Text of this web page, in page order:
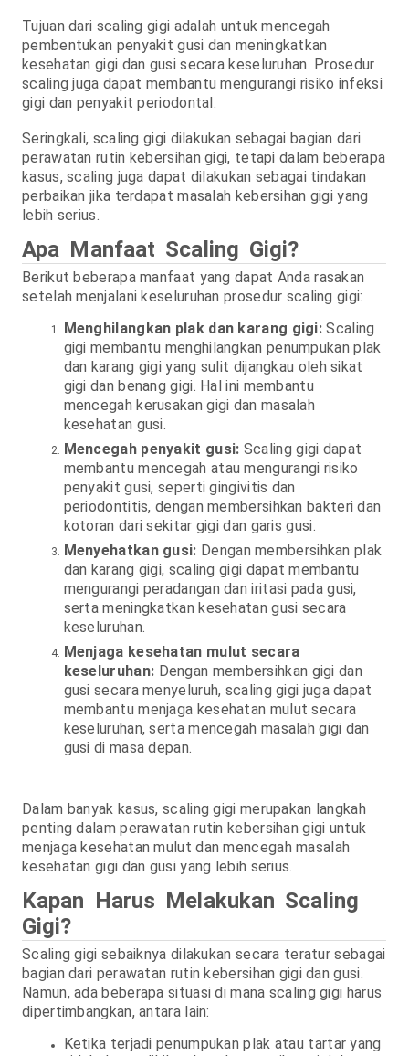
Tujuan dari scaling gigi adalah untuk mencegah
pembentukan penyakit gusi dan meningkatkan
kesehatan gigi dan gusi secara keseluruhan. Prosedur
scaling juga dapat membantu mengurangi risiko infeksi
gigi dan penyakit periodontal.
Seringkali, scaling gigi dilakukan sebagai bagian dari
perawatan rutin kebersihan gigi, tetapi dalam beberapa
kasus, scaling juga dapat dilakukan sebagai tindakan
perbaikan jika terdapat masalah kebersihan gigi yang
lebih serius.
Apa Manfaat Scaling Gigi?
Berikut beberapa manfaat yang dapat Anda rasakan
setelah menjalani keseluruhan prosedur scaling gigi:
Menghilangkan plak dan karang gigi: Scaling
gigi membantu menghilangkan penumpukan plak
dan karang gigi yang sulit dijangkau oleh sikat
gigi dan benang gigi. Hal ini membantu
mencegah kerusakan gigi dan masalah
kesehatan gusi.
Mencegah penyakit gusi: Scaling gigi dapat
membantu mencegah atau mengurangi risiko
penyakit gusi, seperti gingivitis dan
periodontitis, dengan membersihkan bakteri dan
kotoran dari sekitar gigi dan garis gusi.
Menyehatkan gusi: Dengan membersihkan plak
dan karang gigi, scaling gigi dapat membantu
mengurangi peradangan dan iritasi pada gusi,
serta meningkatkan kesehatan gusi secara
keseluruhan.
Menjaga kesehatan mulut secara
keseluruhan: Dengan membersihkan gigi dan
gusi secara menyeluruh, scaling gigi juga dapat
membantu menjaga kesehatan mulut secara
keseluruhan, serta mencegah masalah gigi dan
gusi di masa depan.
Dalam banyak kasus, scaling gigi merupakan langkah
penting dalam perawatan rutin kebersihan gigi untuk
menjaga kesehatan mulut dan mencegah masalah
kesehatan gigi dan gusi yang lebih serius.
Kapan Harus Melakukan Scaling
Gigi?
Scaling gigi sebaiknya dilakukan secara teratur sebagai
bagian dari perawatan rutin kebersihan gigi dan gusi.
Namun, ada beberapa situasi di mana scaling gigi harus
dipertimbangkan, antara lain:
Ketika terjadi penumpukan plak atau tartar yang